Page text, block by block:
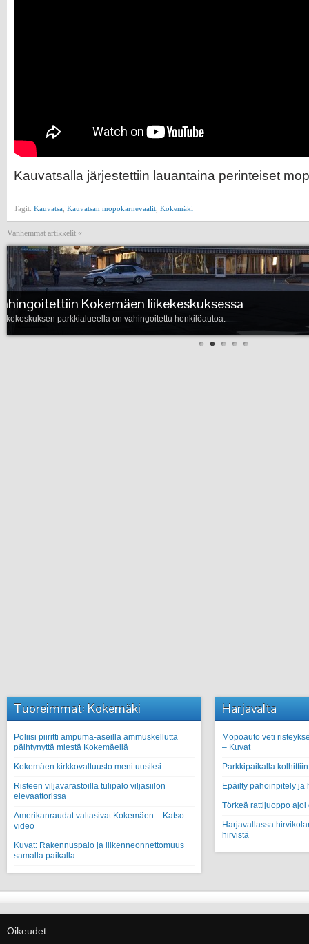
Kauvatsalla järjestettiin lauantaina perinteiset
Tagit: Kauvatsa Kauvatsan mopokarnevaalit Kokemäki
Vanhemmat artikkelit «
Kuntavaalit lähestyvät kovaa vauhtia
Kuntavaalit lähestyvät jo kovaa vauhtia.
Tuoreimmat: Kokemäki
Poliisi piiritti ampuma-aseilla ammuskellutta
päihtynyttä miestä Kokemäellä
Kokemäen kirkkovaltuusto meni uusiksi
Risteen viljavarastoilla tulipalo viljasiilon
elevaattorissa
Amerikanraudat valtasivat Kokemäen – Katso
video
Kuvat: Rakennuspalo ja liikenneonnettomuus
samalla paikalla
Harjavalta
Mopoauto veti
– Kuvat
Parkkipaikalla
Epäilty pahoinpitely ja
Törkeä rattijuoppo
Harjavallassa
hirvistä
Oikeudet